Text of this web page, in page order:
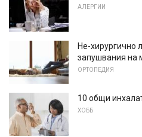
АЛЕРГИИ
Не-хирургично
запушвания на
ОРТОПЕДИЯ
10 общи
ХОББ